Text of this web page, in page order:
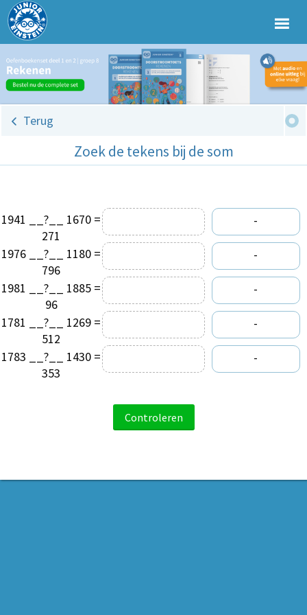
Terug
Zoek de tekens bij de som
1941 __?__ 1670 =
271
1976 __?__ 1180 =
796
1981 __?__ 1885 =
96
1781 __?__ 1269 =
512
1783 __?__ 1430 =
353
-
-
-
-
-